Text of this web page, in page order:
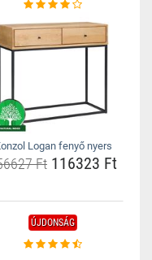
Logan fenyő nyers
Ft 116323 Ft
ÚJDONSÁG